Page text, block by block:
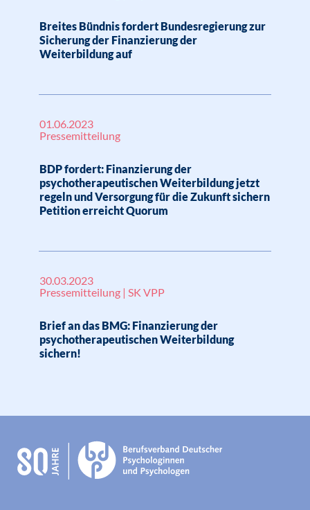
Breites Bündnis fordert Bundesregierung zur
Sicherung der Finanzierung der
Weiterbildung auf
01.06.2023
Pressemitteilung
BDP fordert: Finanzierung der
psychotherapeutischen Weiterbildung jetzt
regeln und Versorgung für die Zukunft sichern
Petition erreicht Quorum
30.03.2023
Pressemitteilung | SK VPP
Brief an das BMG: Finanzierung der
psychotherapeutischen Weiterbildung
sichern!